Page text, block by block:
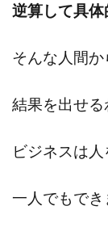
逆算して具体
そんな人間
結果を出せ
ビジネスは
一人でもでき